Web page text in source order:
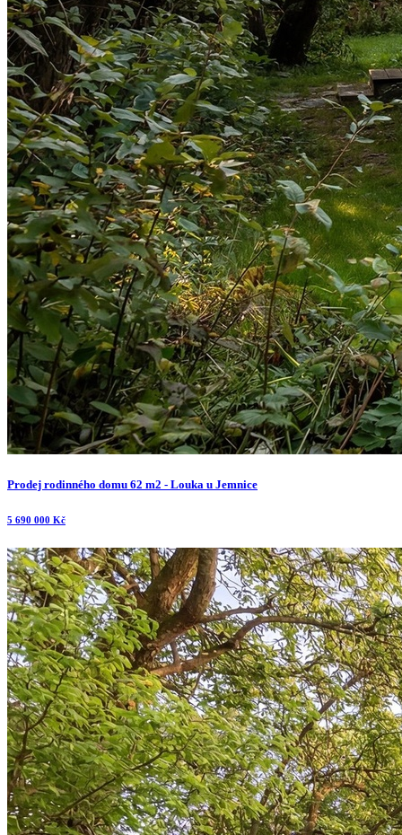
Prodej rodinného domu 62 m2 - Louka u Jemnice
5 690 000 Kč